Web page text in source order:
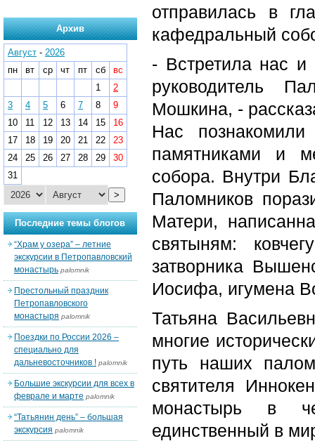
отправилась в
кафедральный
- Встретила нас и
руководитель
Мошкина, -
Нас
памятниками и
собора. Внутри
Паломников
Матери,
святыням:
затворника
Иосифа, игумена
Татьяна
многие
путь наших
святителя
монастырь в
единственный в
Архив
Август - 2026
пн
вт ср чт пт сб
вс
1
2
3
4 5 6 7 8
9
10
11 12 13 14 15
16
17
18 19 20 21 22
23
24
25 26 27 28 29
30
31
>
Последние темы блогов
“Храм у озера” – летние
экскурсии в Петропавловский
монастырь palomnik
Престольный праздник
Петропавловского
монастыря palomnik
Поездки по России 2026 –
специально для
дальневосточников ! palomnik
Большие экскурсии для всех в
феврале и марте palomnik
“Татьянин день” – большая
экскурсия palomnik